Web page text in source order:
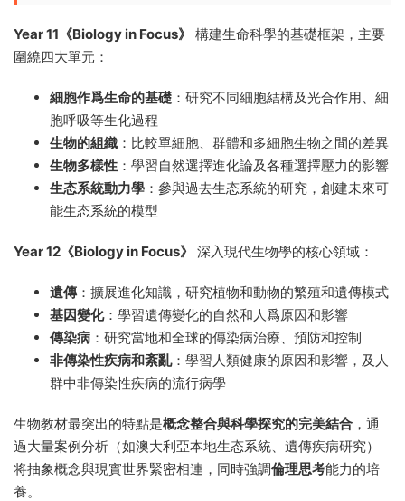
Year 11《Biology in Focus》 構建生命科學的基礎框架，主要
圍繞四大單元：
細胞作爲生命的基礎 ：研究不同細胞結構及光合作用、細
胞呼吸等生化過程
生物的組織 ：比較單細胞、群體和多細胞生物之間的差異
生物多樣性 ：學習自然選擇進化論及各種選擇壓力的影響
生态系統動力學 ：參與過去生态系統的研究，創建未來可
能生态系統的模型
Year 12《Biology in Focus》 深入現代生物學的核心領域：
遺傳：擴展進化知識，研究植物和動物的繁殖和遺傳模式
基因變化：學習遺傳變化的自然和人爲原因和影響
傳染病 ：研究當地和全球的傳染病治療、預防和控制
非傳染性疾病和紊亂：學習人類健康的原因和影響，及人
群中非傳染性疾病的流行病學
生物教材最突出的特點是概念整合與科學探究的完美結合 ，通
過大量案例分析（如澳大利亞本地生态系統、遺傳疾病研究）
将抽象概念與現實世界緊密相連，同時強調倫理思考能力的培
養。